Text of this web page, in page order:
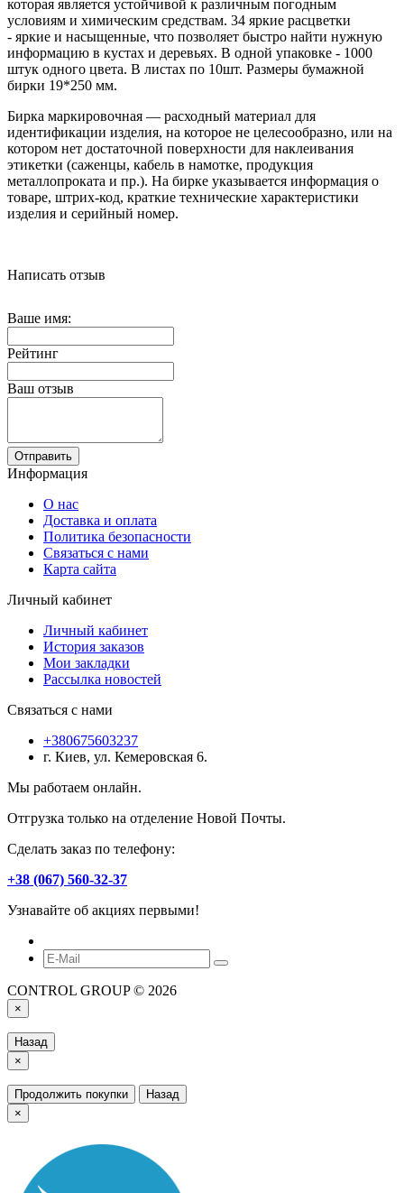
которая является устойчивой к различным погодным
условиям и химическим средствам. 34 яркие расцветки
- яркие и насыщенные, что позволяет быстро найти нужную
информацию в кустах и ​​деревьях. В одной упаковке - 1000
штук одного цвета. В листах по 10шт. Размеры бумажной
бирки 19*250 мм.
Бирка маркировочная — расходный материал для
идентификации изделия, на которое не целесообразно, или на
котором нет достаточной поверхности для наклеивания
этикетки (саженцы, кабель в намотке, продукция
металлопроката и пр.). На бирке указывается информация о
товаре, штрих-код, краткие технические характеристики
изделия и серийный номер.
Написать отзыв
Ваше имя:
Рейтинг
Ваш отзыв
Отправить
Информация
О нас
Доставка и оплата
Политика безопасности
Связаться с нами
Карта сайта
Личный кабинет
Личный кабинет
История заказов
Мои закладки
Рассылка новостей
Связаться с нами
+380675603237
г. Киев, ул. Кемеровская 6.
Мы работаем онлайн.
Отгрузка только на отделение Новой Почты.
Сделать заказ по телефону:
+38 (067) 560-32-37
Узнавайте об акциях первыми!
CONTROL GROUP © 2026
×
Назад
×
Продолжить покупки
Назад
×